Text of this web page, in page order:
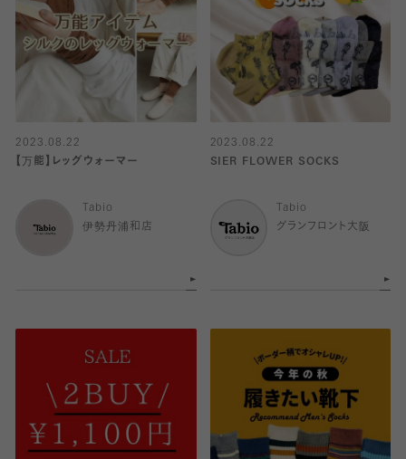
2023.08.22
【万能】レッグウォーマー
Tabio
伊勢丹浦和店
2023.08.22
SIER FLOWER SOCKS
Tabio
グランフロント大阪